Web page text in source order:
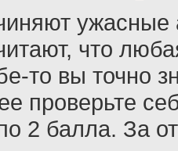
что
то вы точно
проверьте
2 балла. За